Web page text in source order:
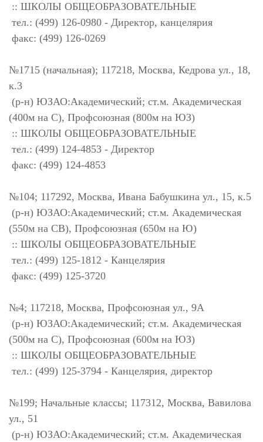
:: ШКОЛЫ ОБЩЕОБРАЗОВАТЕЛЬНЫЕ
тел.: (499) 126-0980 - Директор, канцелярия
факс: (499) 126-0269
№1715 (начальная); 117218, Москва, Кедрова ул., 18,
к.3
(р-н) ЮЗАО:Академический; ст.м. Академическая
(400м на С), Профсоюзная (800м на ЮЗ)
:: ШКОЛЫ ОБЩЕОБРАЗОВАТЕЛЬНЫЕ
тел.: (499) 124-4853 - Директор
факс: (499) 124-4853
№104; 117292, Москва, Ивана Бабушкина ул., 15, к.5
(р-н) ЮЗАО:Академический; ст.м. Академическая
(550м на СВ), Профсоюзная (650м на Ю)
:: ШКОЛЫ ОБЩЕОБРАЗОВАТЕЛЬНЫЕ
тел.: (499) 125-1812 - Канцелярия
факс: (499) 125-3720
№4; 117218, Москва, Профсоюзная ул., 9А
(р-н) ЮЗАО:Академический; ст.м. Академическая
(500м на С), Профсоюзная (600м на ЮЗ)
:: ШКОЛЫ ОБЩЕОБРАЗОВАТЕЛЬНЫЕ
тел.: (499) 125-3794 - Канцелярия, директор
№199; Начальные классы; 117312, Москва, Вавилова
ул., 51
(р-н) ЮЗАО:Академический; ст.м. Академическая